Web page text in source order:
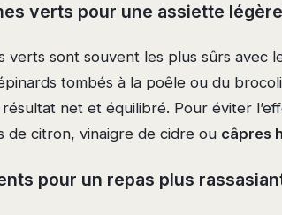
verts pour une assiette légère
verts sont souvent les plus sûrs avec
tombés à la poêle ou du
net et équilibré. Pour éviter
de citron, vinaigre de cidre ou câpres
pour un repas plus